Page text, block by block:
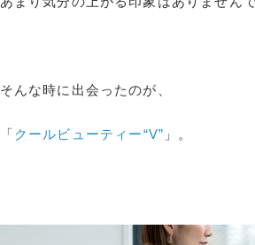
そんな時に出会ったのが、
「 クールビューティー“V” 」。